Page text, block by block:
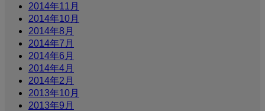
2014年11月
2014年10月
2014年8月
2014年7月
2014年6月
2014年4月
2014年2月
2013年10月
2013年9月